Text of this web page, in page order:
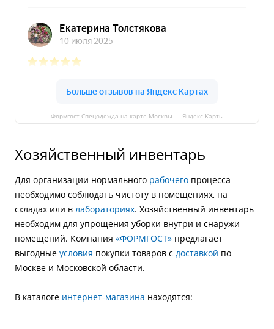
Формгост Спецодежда на карте Москвы — Яндекс Карты
Хозяйственный инвентарь
Для организации нормального рабочего процесса
необходимо соблюдать чистоту в помещениях, на
складах или в лабораториях. Хозяйственный инвентарь
необходим для упрощения уборки внутри и снаружи
помещений. Компания «ФОРМГОСТ» предлагает
выгодные условия покупки товаров с доставкой по
Москве и Московской области.
В каталоге интернет-магазина находятся: